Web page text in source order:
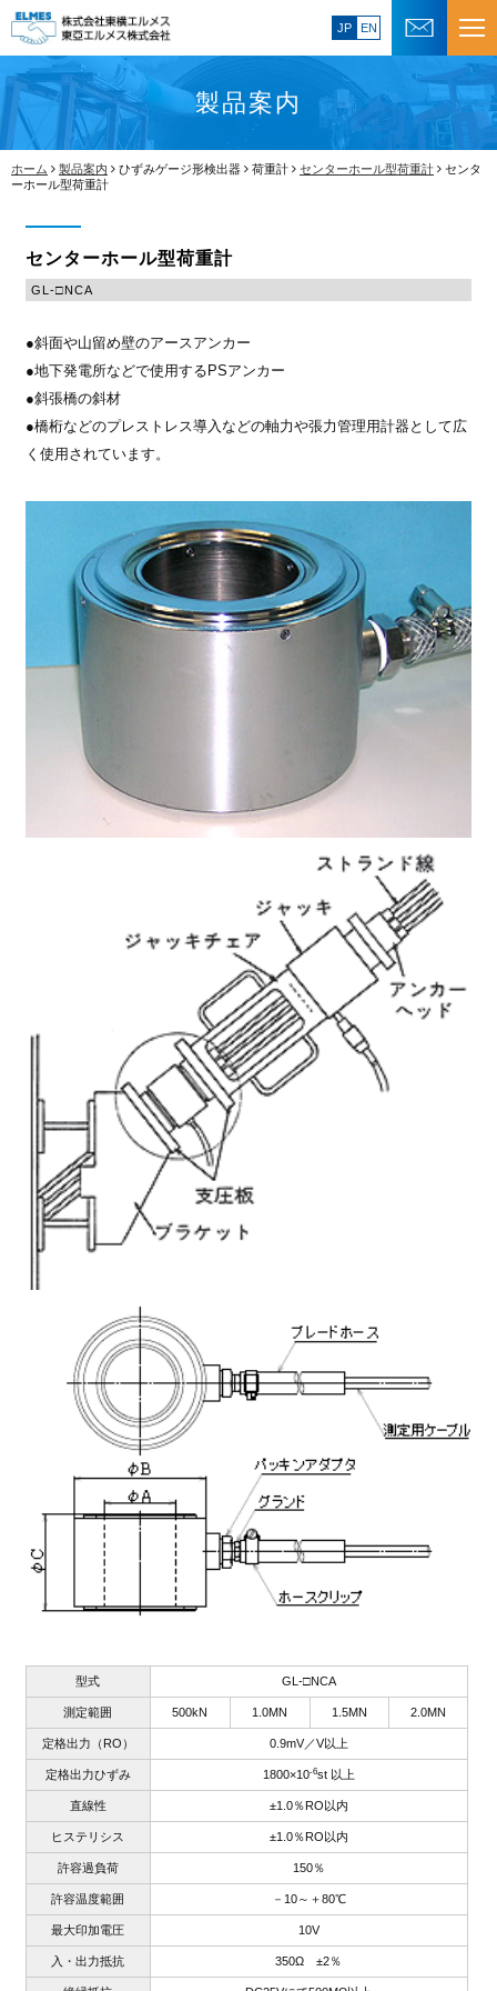
JP EN
製品案内
ホーム 製品案内 ひずみゲージ形検出器 荷重計 センターホール型荷重計
センタ
ーホール型荷重計
センターホール型荷重計
GL-□NCA
●斜面や山留め壁のアースアンカー
●地下発電所などで使用するPSアンカー
●斜張橋の斜材
●橋桁などのプレストレス導入などの軸力や張力管理用計器として広
く使用されています。
型式 GL-□NCA
測定範囲 500kN 1.0MN 1.5MN 2.0MN
定格出力（RO） 0.9mV／V以上
定格出力ひずみ 1800×10-6st 以上
直線性 ±1.0％RO以内
ヒステリシス ±1.0％RO以内
許容過負荷 150％
許容温度範囲 －10～＋80℃
最大印加電圧 10V
入・出力抵抗 350Ω ±2％